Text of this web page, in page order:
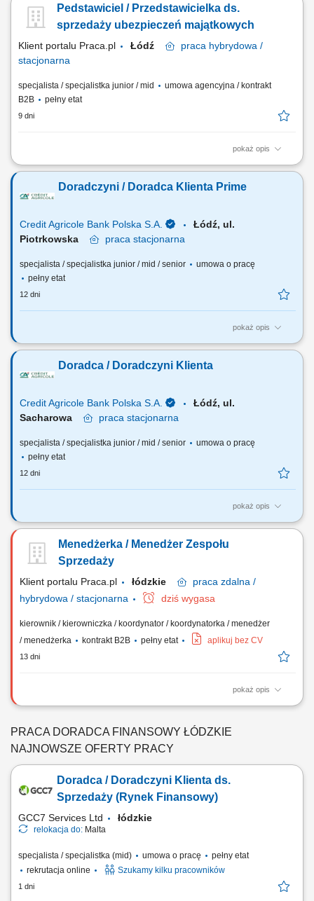
Wdrażanie nowych Doradców w sprzedaż produktów
ubezpieczeniowych. Bieżące wsparcie zespołu w realizacji celów.
Pedstawiciel / Przedstawicielka ds.
sprzedaży ubezpieczeń majątkowych
Klient portalu Praca.pl Łódź praca hybrydowa /
stacjonarna
specjalista / specjalistka junior / mid
umowa agencyjna / kontrakt
B2B
pełny etat
9 dni
pokaż opis
Aktywne budowanie i długofalowe rozwijanie partnerskich relacji z
dopasowania optymalnych planów ochronnych. Przeprowadzanie
spotkań doradczych zarówno w formie zdalnej, jak i podczas
Doradczyni / Doradca Klienta Prime
Credit Agricole Bank Polska S.A.
Łódź, ul.
Piotrkowska
praca stacjonarna
specjalista / specjalistka junior / mid / senior
umowa o pracę
pełny etat
12 dni
pokaż opis
Jakie będą Twoje zadania: Pozyskiwanie nowych klientów z segmentu
Identyfikacja potrzeb oraz oczekiwań klientów i dopasowywanie
produktów i usług finansowych. Aktywna sprzedaż produktów
Doradca / Doradczyni Klienta
Credit Agricole Bank Polska S.A.
Łódź, ul.
Sacharowa
praca stacjonarna
specjalista / specjalistka junior / mid / senior
umowa o pracę
pełny etat
12 dni
pokaż opis
Jakie będą Twoje zadania: Pozyskiwanie nowych klientów oraz
finansowych do potrzeb klientów. Wsparcie klientów w bankowości
codziennej, internetowej i mobilnej. Aktywna sprzedaż produktów
Menedżerka / Menedżer Zespołu
Sprzedaży
Klient portalu Praca.pl łódzkie praca zdalna /
hybrydowa / stacjonarna
dziś wygasa
kierownik / kierowniczka / koordynator / koordynatorka / menedżer
/ menedżerka
kontrakt B2B pełny etat aplikuj bez CV
13 dni
pokaż opis
Prowadzenie procesów rekrutacyjnych Kształtowanie zespołu
podległego zespołu. Wdrażanie nowych Doradców i wsparcie ich w
zakresie sprzedaży ubezpieczeń. Realizacja celów sprzedażowych.
Monitorowanie wyników i jakości...
PRACA DORADCA FINANSOWY ŁÓDZKIE
NAJNOWSZE OFERTY PRACY
Doradca / Doradczyni Klienta ds.
Sprzedaży (Rynek Finansowy)
GCC7 Services Ltd łódzkie
relokacja do: Malta
specjalista / specjalistka (mid) umowa o pracę
pełny etat
rekrutacja online
Szukamy kilku pracowników
1 dni